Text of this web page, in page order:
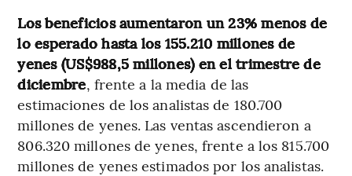
Los beneficios aumentaron un 23% menos de
lo esperado hasta los 155.210 millones de
yenes (US$988,5 millones) en el trimestre de
diciembre, frente a la media de las
estimaciones de los analistas de 180.700
millones de yenes. Las ventas ascendieron a
806.320 millones de yenes, frente a los 815.700
millones de yenes estimados por los analistas.